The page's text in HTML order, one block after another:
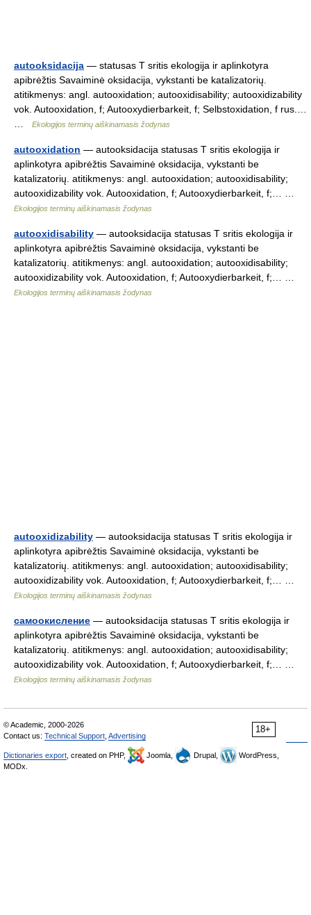
autooksidacija — statusas T sritis ekologija ir aplinkotyra
apibrėžtis Savaiminė oksidacija, vykstanti be katalizatorių.
atitikmenys: angl. autooxidation; autooxidisability; autooxidizability
vok. Autooxidation, f; Autooxydierbarkeit, f; Selbstoxidation, f rus.…
Ekologijos terminų aiškinamasis žodynas
autooxidation — autooksidacija statusas T sritis ekologija ir
aplinkotyra apibrėžtis Savaiminė oksidacija, vykstanti be
katalizatorių. atitikmenys: angl. autooxidation; autooxidisability;
autooxidizability vok. Autooxidation, f; Autooxydierbarkeit, f;… …
Ekologijos terminų aiškinamasis žodynas
autooxidisability — autooksidacija statusas T sritis ekologija ir
aplinkotyra apibrėžtis Savaiminė oksidacija, vykstanti be
katalizatorių. atitikmenys: angl. autooxidation; autooxidisability;
autooxidizability vok. Autooxidation, f; Autooxydierbarkeit, f;… …
Ekologijos terminų aiškinamasis žodynas
autooxidizability — autooksidacija statusas T sritis ekologija ir
aplinkotyra apibrėžtis Savaiminė oksidacija, vykstanti be
katalizatorių. atitikmenys: angl. autooxidation; autooxidisability;
autooxidizability vok. Autooxidation, f; Autooxydierbarkeit, f;… …
Ekologijos terminų aiškinamasis žodynas
самоокисление — autooksidacija statusas T sritis ekologija ir
aplinkotyra apibrėžtis Savaiminė oksidacija, vykstanti be
katalizatorių. atitikmenys: angl. autooxidation; autooxidisability;
autooxidizability vok. Autooxidation, f; Autooxydierbarkeit, f;… …
Ekologijos terminų aiškinamasis žodynas
18+
© Academic, 2000-2026
Contact us: Technical Support Advertising
Dictionaries export , created on PHP, Joomla, Drupal,
WordPress,
MODx.